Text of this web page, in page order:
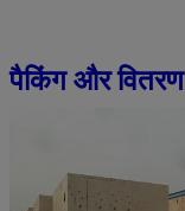
पैकिंग और वितरण